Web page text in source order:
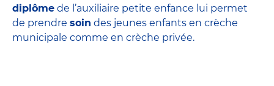
diplôme de l’auxiliaire petite enfance lui permet
de prendre soin des jeunes enfants en crèche
municipale comme en crèche privée.